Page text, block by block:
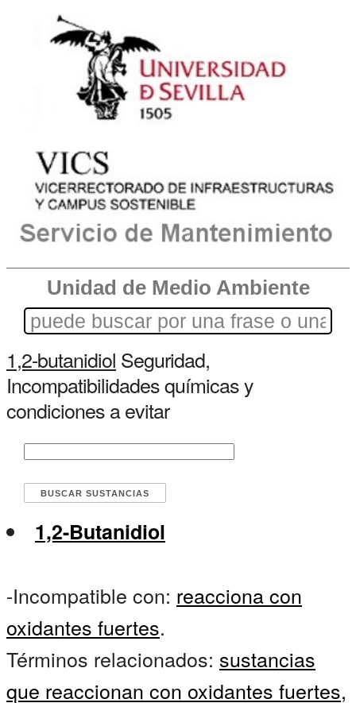
Unidad de Medio Ambiente
1,2-butanidiol Seguridad,
Incompatibilidades químicas y
condiciones a evitar
1,2-Butanidiol
-Incompatible con: reacciona con
oxidantes fuertes.
Términos relacionados: sustancias
que reaccionan con oxidantes fuertes,